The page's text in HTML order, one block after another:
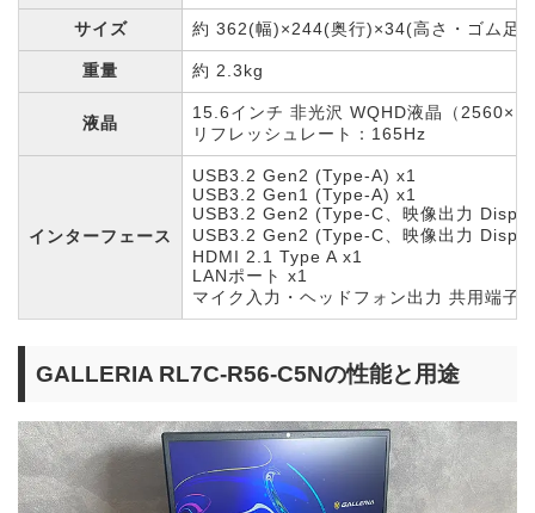
サイズ 約 362(幅)×244(奥行)×34(高さ・ゴム足
重量 約 2.3kg
液晶
15.6インチ 非光沢 WQHD液晶（
リフレッシュレート：165Hz
インターフェース
USB3.2 Gen2 (Type-A) x1
USB3.2 Gen1 (Type-A) x1
USB3.2 Gen2 (Type-C、映像出力
USB3.2 Gen2 (Type-C、映像出力
HDMI 2.1 Type A x1
LANポート x1
マイク入力・ヘッドフォン出力 共用端子
GALLERIA RL7C-R56-C5Nの性能と用途